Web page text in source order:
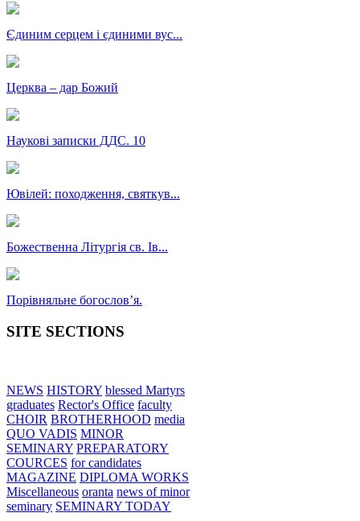
Єдиним серцем і єдиними вус...
Церква – дар Божий
Наукові записки ДДС. 10
Ювілей: походження, святкув...
Божественна Літургія св. Ів...
Порівняльне богословʼя.
SITE SECTIONS
NEWS HISTORY blessed Martyrs
graduates Rector's Office faculty
CHOIR BROTHERHOOD media
QUO VADIS MINOR
SEMINARY PREPARATORY
COURCES for candidates
MAGAZINE DIPLOMA WORKS
Miscellaneous oranta news of minor
seminary SEMINARY TODAY